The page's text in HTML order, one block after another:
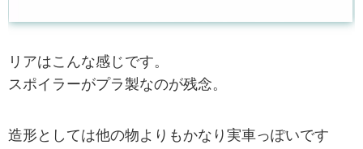
リアはこんな感じです。
スポイラーがプラ製なのが残念。
造形としては他の物よりもかなり実車っぽいです